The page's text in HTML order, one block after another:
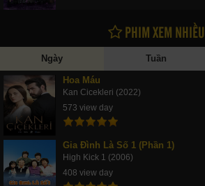
PHIM XEM NHIỀU
Ngày Tuần
Hoa Máu
Kan Cicekleri (2022)
573 view day
Gia Đình Là Số 1 (Phần 1)
High Kick 1 (2006)
408 view day